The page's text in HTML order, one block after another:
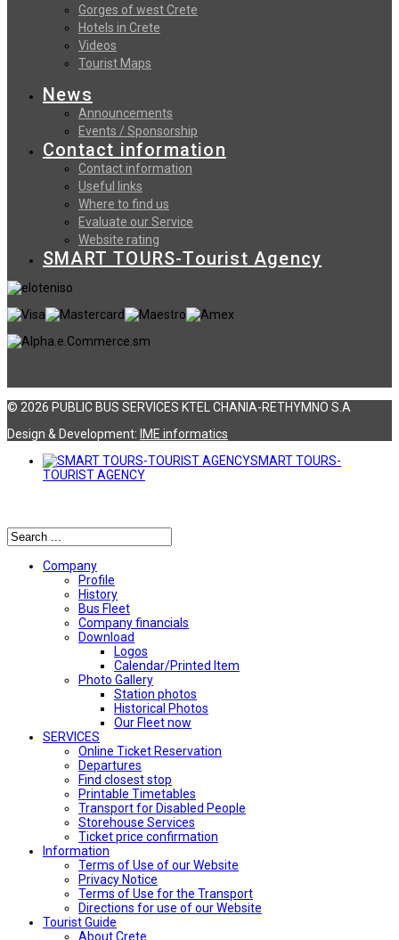
Gorges of west Crete
Hotels in Crete
Videos
Tourist Maps
News
Announcements
Events / Sponsorship
Contact information
Contact information
Useful links
Where to find us
Evaluate our Service
Website rating
SMART TOURS-Tourist Agency
© 2026 PUBLIC BUS SERVICES KTEL CHANIA-RETHYMNO S.A
Design & Development: ΙΜΕ informatics
SMART TOURS-
TOURIST AGENCY
Company
Profile
History
Bus Fleet
Company financials
Download
Logos
Calendar/Printed Item
Photo Gallery
Station photos
Historical Photos
Our Fleet now
SERVICES
Online Ticket Reservation
Departures
Find closest stop
Printable Timetables
Transport for Disabled People
Storehouse Services
Ticket price confirmation
Ιnformation
Terms of Use of our Website
Privacy Notice
Terms of Use for the Transport
Directions for use of our Website
Tourist Guide
About Crete